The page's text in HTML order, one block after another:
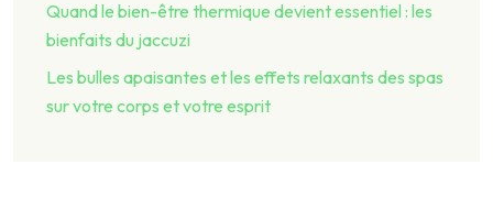
Quand le bien-être thermique devient essentiel : les
bienfaits du jaccuzi
Les bulles apaisantes et les effets relaxants des spas
sur votre corps et votre esprit